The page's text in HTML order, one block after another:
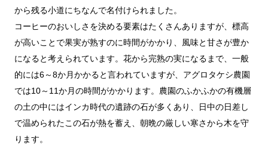
から残る小道にちなんで名付けられました。
コーヒーのおいしさを決める要素はたくさんありますが、標高
が高いことで果実が熟すのに時間がかかり、風味と甘さが豊か
になると考えられています。花から完熟の実になるまで、一般
的には6～8か月かかると言われていますが、アグロタケシ農園
では10～11か月の時間がかかります。農園のふかふかの有機層
の土の中にはインカ時代の遺跡の石が多くあり、日中の日差し
で温められたこの石が熱を蓄え、朝晩の厳しい寒さから木を守
ります。